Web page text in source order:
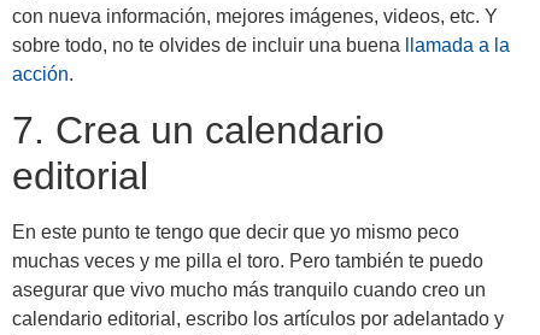
con nueva información, mejores imágenes, videos, etc. Y
sobre todo, no te olvides de incluir una buena
llamada a la
acción.
7. Crea un calendario
editorial
En este punto te tengo que decir que yo mismo peco
muchas veces y me pilla el toro. Pero también te puedo
asegurar que vivo mucho más tranquilo cuando creo un
calendario editorial, escribo los artículos por adelantado y